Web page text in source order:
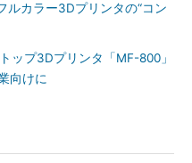
ルカラー3Dプリンタの“コン
ップ3Dプリンタ「MF-800」
向けに